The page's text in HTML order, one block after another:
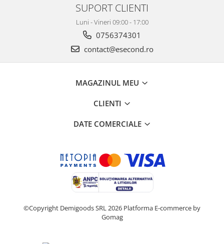
Home Cinema & Audio
Telescoape & Optica
Televizoare & accesorii
SUPORT CLIENTI
Luni - Vineri 09:00 - 17:00
0756374301
contact@esecond.ro
MAGAZINUL MEU
CLIENTI
DATE COMERCIALE
©Copyright Demigoods SRL 2026 Platforma E-commerce by
Gomag